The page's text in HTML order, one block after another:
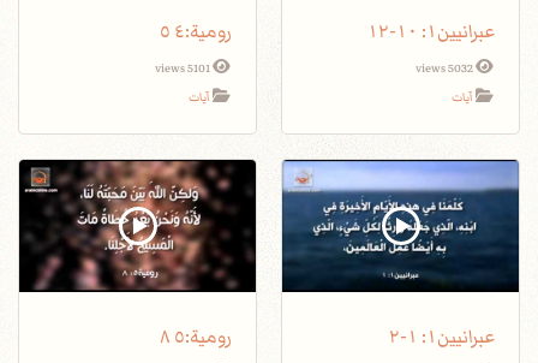
عبرانيين١: ١٠-١٢
5032 views
آيات
5101 views
آيات
عبرانيين١: ١-٢